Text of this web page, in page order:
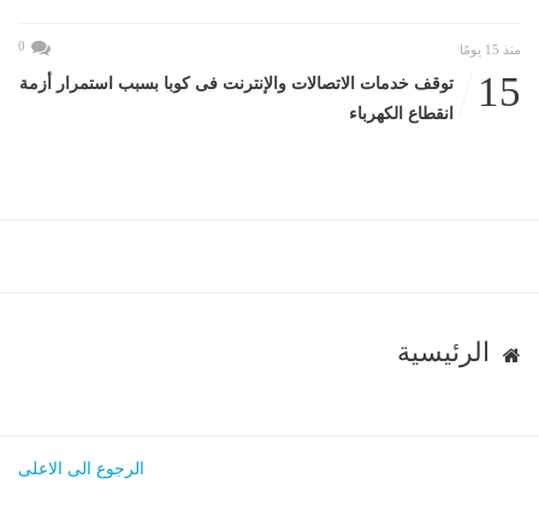
منذ 15 يومًا 0
15
توقف خدمات الاتصالات والإنترنت فى كوبا بسبب استمرار أزمة
انقطاع الكهرباء
الرئيسية
الرجوع الى الاعلى